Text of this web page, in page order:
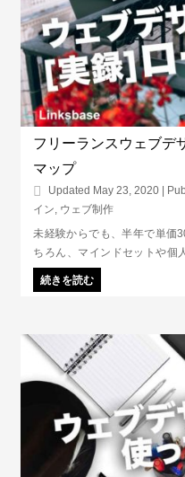
フリーランスウェブデ
マップ
Updated May 23, 2020 |
イン, ウェブ制作
未経験からでも、半年で単価
ちろん、マインドセットや個
ど、フリーランスウェブデザ
まとめたロードマップです。
続きを読む